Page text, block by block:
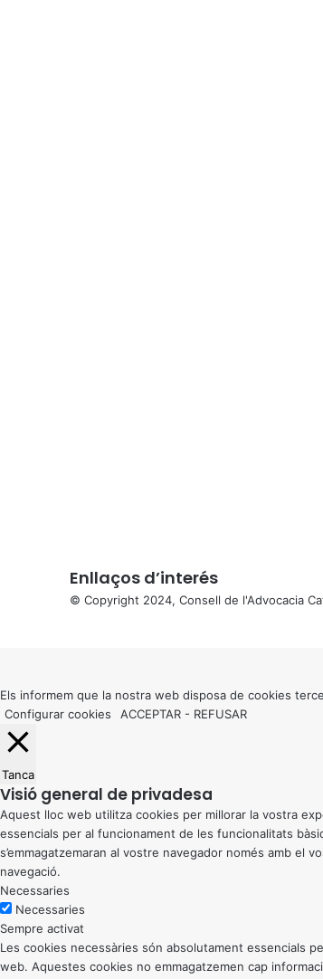
Enllaços d’interés
© Copyright 2024, Consell de l'Advocacia
button
Els informem que la nostra web disposa de cookies
Configurar cookies
ACCEPTAR - REFUSAR
Tanca
Visió general de privadesa
Aquest lloc web utilitza cookies per millorar la vostra
essencials per al funcionament de les funcionalitats
s’emmagatzemaran al vostre navegador només amb el
navegació.
Necessaries
Necessaries
Sempre activat
Les cookies necessàries són absolutament essencials
web. Aquestes cookies no emmagatzemen cap